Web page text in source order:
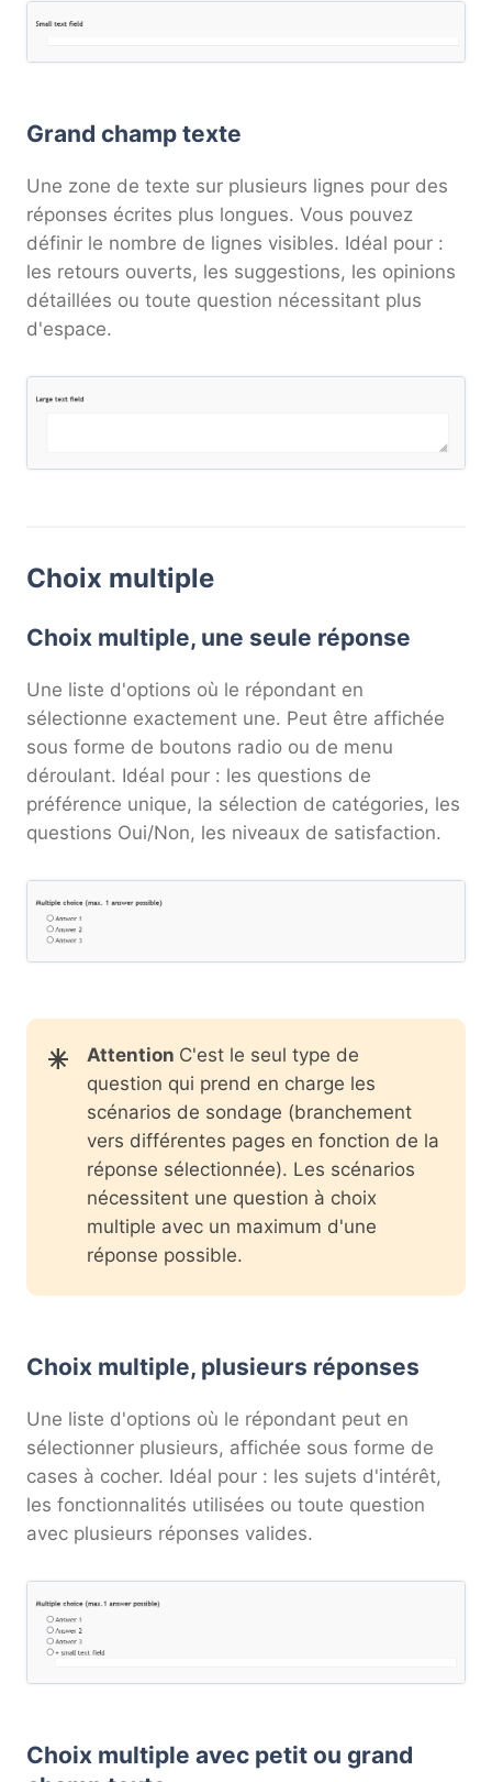
Grand champ texte
Une zone de texte sur plusieurs lignes pour des
réponses écrites plus longues. Vous pouvez
définir le nombre de lignes visibles. Idéal pour :
les retours ouverts, les suggestions, les opinions
détaillées ou toute question nécessitant plus
d'espace.
Choix multiple
Choix multiple, une seule réponse
Une liste d'options où le répondant en
sélectionne exactement une. Peut être affichée
sous forme de boutons radio ou de menu
déroulant. Idéal pour : les questions de
préférence unique, la sélection de catégories, les
questions Oui/Non, les niveaux de satisfaction.
Attention C'est le seul type de
question qui prend en charge les
scénarios de sondage (branchement
vers différentes pages en fonction de la
réponse sélectionnée). Les scénarios
nécessitent une question à choix
multiple avec un maximum d'une
réponse possible.
Choix multiple, plusieurs réponses
Une liste d'options où le répondant peut en
sélectionner plusieurs, affichée sous forme de
cases à cocher. Idéal pour : les sujets d'intérêt,
les fonctionnalités utilisées ou toute question
avec plusieurs réponses valides.
Choix multiple avec petit ou grand